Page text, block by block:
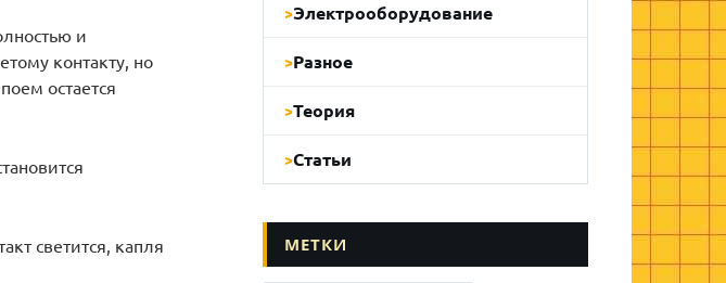
и
контакту, но
остается
светится, капля
Электрооборудование
Разное
Теория
Статьи
МЕТКИ